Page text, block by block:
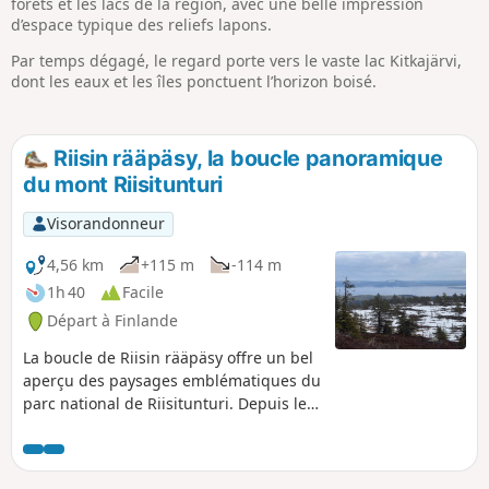
d’espace typique des reliefs lapons.
Par temps dégagé, le regard porte vers le vaste lac Kitkajärvi,
dont les eaux et les îles ponctuent l’horizon boisé.
Riisin rääpäsy, la boucle panoramique
du mont Riisitunturi
Visorandonneur
4,56 km
+115 m
-114 m
1h 40
Facile
Départ à Finlande
La boucle de Riisin rääpäsy offre un bel
aperçu des paysages emblématiques du
parc national de Riisitunturi. Depuis les
dégagées du tunturi, l’itinéraire alterne
points de vue, zones humides et